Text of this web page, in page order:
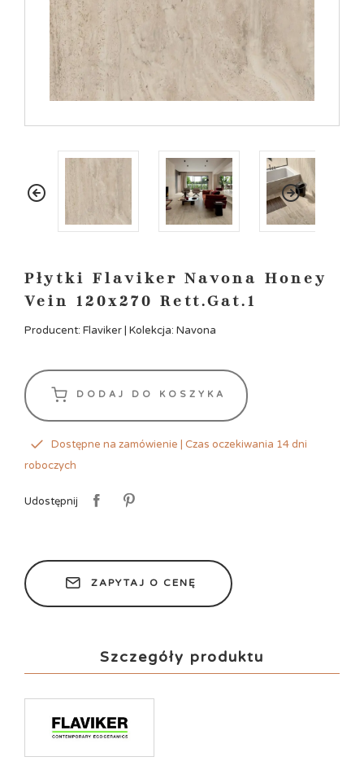
Płytki Flaviker Navona Honey
Vein 120x270 Rett.Gat.1
Producent: Flaviker | Kolekcja: Navona
DODAJ DO KOSZYKA
Dostępne na zamówienie | Czas oczekiwania 14 dni
roboczych
Udostępnij
ZAPYTAJ O CENĘ
Szczegóły produktu